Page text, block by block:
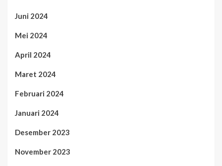
Juni 2024
Mei 2024
April 2024
Maret 2024
Februari 2024
Januari 2024
Desember 2023
November 2023